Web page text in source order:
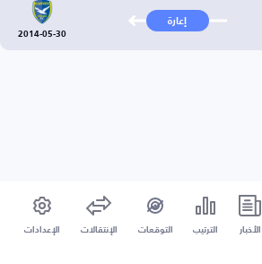
إعارة
2014-05-30
الأخبار الترتيب التوقعات الإنتقالات الإعدادات